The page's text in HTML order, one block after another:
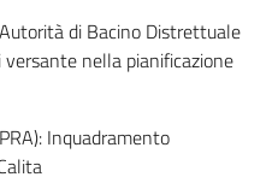
di Bacino Distrettuale
versante nella pianificazione
Inquadramento